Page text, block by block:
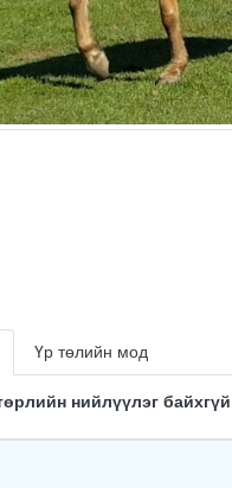
Үр төлийн мод
нийлүүлэг байхгүй